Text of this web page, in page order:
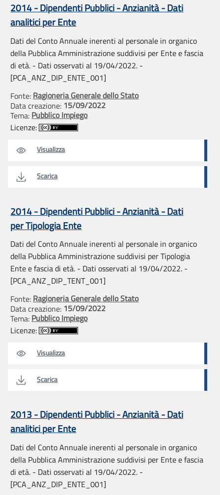
2014 - Dipendenti Pubblici - Anzianità - Dati
analitici per Ente
Dati del Conto Annuale inerenti al personale in organico
della Pubblica Amministrazione suddivisi per Ente e fascia
di età. - Dati osservati al 19/04/2022. -
[PCA_ANZ_DIP_ENTE_001]
Fonte: Ragioneria Generale dello Stato
Data creazione: 15/09/2022
Tema: Pubblico Impiego
Licenze:
Visualizza
Scarica
2014 - Dipendenti Pubblici - Anzianità - Dati
per Tipologia Ente
Dati del Conto Annuale inerenti al personale in organico
della Pubblica Amministrazione suddivisi per Tipologia
Ente e fascia di età. - Dati osservati al 19/04/2022. -
[PCA_ANZ_DIP_TENT_001]
Fonte: Ragioneria Generale dello Stato
Data creazione: 15/09/2022
Tema: Pubblico Impiego
Licenze:
Visualizza
Scarica
2013 - Dipendenti Pubblici - Anzianità - Dati
analitici per Ente
Dati del Conto Annuale inerenti al personale in organico
della Pubblica Amministrazione suddivisi per Ente e fascia
di età. - Dati osservati al 19/04/2022. -
[PCA_ANZ_DIP_ENTE_001]